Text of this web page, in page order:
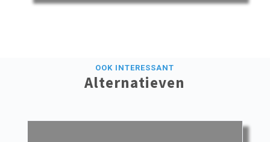
OOK INTERESSANT
Alternatieven